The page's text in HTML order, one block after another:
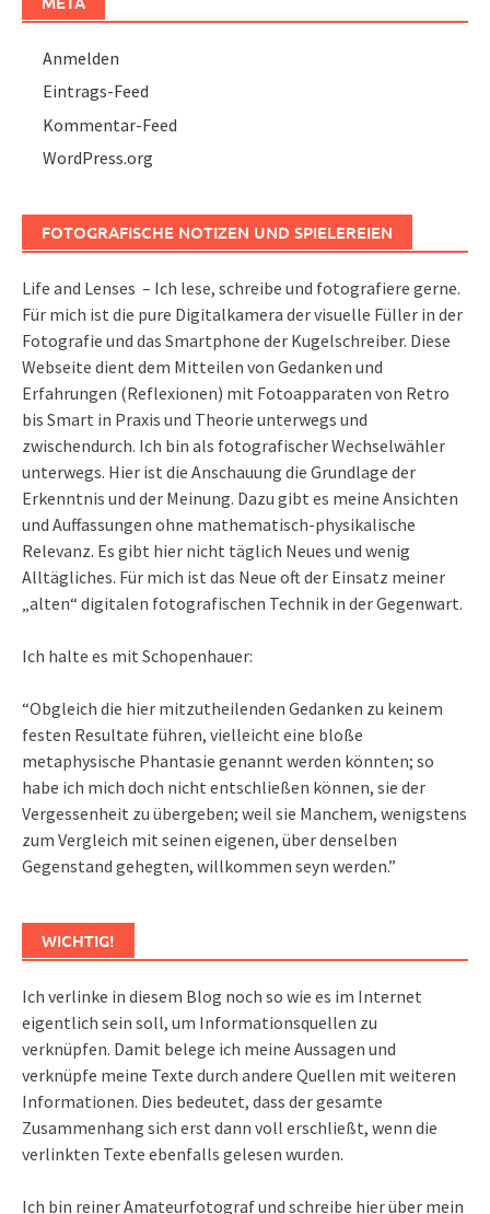
Anmelden
Eintrags-Feed
Kommentar-Feed
WordPress.org
FOTOGRAFISCHE NOTIZEN UND SPIELEREIEN
Life and Lenses – Ich lese, schreibe und fotografiere gerne.
Für mich ist die pure Digitalkamera der visuelle Füller in der
Fotografie und das Smartphone der Kugelschreiber. Diese
Webseite dient dem Mitteilen von Gedanken und
Erfahrungen (Reflexionen) mit Fotoapparaten von Retro
bis Smart in Praxis und Theorie unterwegs und
zwischendurch. Ich bin als fotografischer Wechselwähler
unterwegs. Hier ist die Anschauung die Grundlage der
Erkenntnis und der Meinung. Dazu gibt es meine Ansichten
und Auffassungen ohne mathematisch-physikalische
Relevanz. Es gibt hier nicht täglich Neues und wenig
Alltägliches. Für mich ist das Neue oft der Einsatz meiner
„alten“ digitalen fotografischen Technik in der Gegenwart.
Ich halte es mit Schopenhauer:
“Obgleich die hier mitzutheilenden Gedanken zu keinem
festen Resultate führen, vielleicht eine bloße
metaphysische Phantasie genannt werden könnten; so
habe ich mich doch nicht entschließen können, sie der
Vergessenheit zu übergeben; weil sie Manchem, wenigstens
zum Vergleich mit seinen eigenen, über denselben
Gegenstand gehegten, willkommen seyn werden.”
WICHTIG!
Ich verlinke in diesem Blog noch so wie es im Internet
eigentlich sein soll, um Informationsquellen zu
verknüpfen. Damit belege ich meine Aussagen und
verknüpfe meine Texte durch andere Quellen mit weiteren
Informationen. Dies bedeutet, dass der gesamte
Zusammenhang sich erst dann voll erschließt, wenn die
verlinkten Texte ebenfalls gelesen wurden.
Ich bin reiner Amateurfotograf und schreibe hier über mein